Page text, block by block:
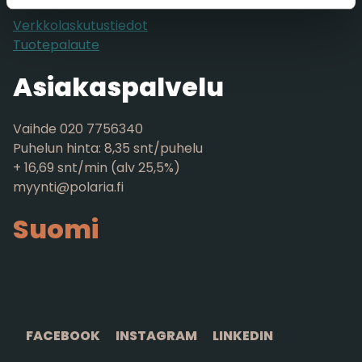
Verkkolaskutustiedot
Tuotepalaute
Asiakaspalvelu
Vaihde 020 7756340
Puhelun hinta: 8,35 snt/puhelu
+ 16,69 snt/min (alv 25,5%)
myynti@polaria.fi
Suomi
FACEBOOK INSTAGRAM LINKEDIN